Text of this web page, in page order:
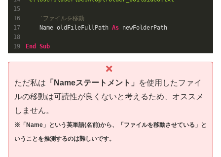
'ファイルを移動
    Name oldFileFullPath
As newFolderPath
End Sub
ただ私は 「Nameステートメント」
を使用したファイ
ルの移動は可読性が良くないと考えるため、オススメ
しません。
※「Name」という英単語(名前)から、「ファイルを移動させている」 と
いうことを推測するのは難しいです。